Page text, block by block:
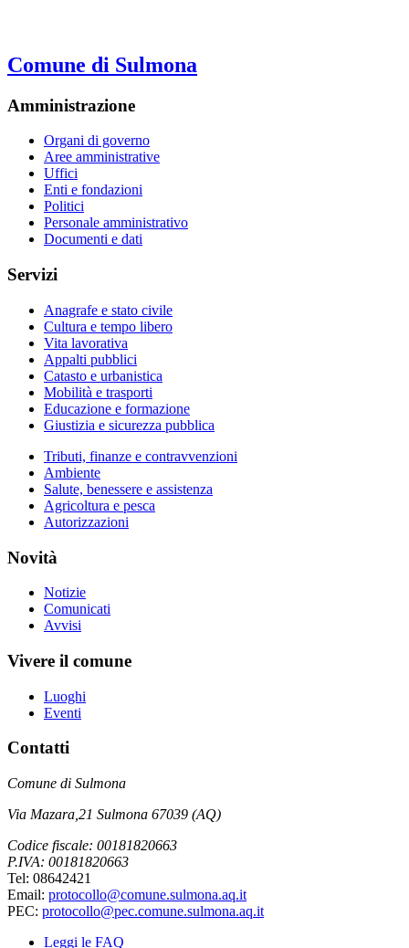
Comune di Sulmona
Amministrazione
Organi di governo
Aree amministrative
Uffici
Enti e fondazioni
Politici
Personale amministrativo
Documenti e dati
Servizi
Anagrafe e stato civile
Cultura e tempo libero
Vita lavorativa
Appalti pubblici
Catasto e urbanistica
Mobilità e trasporti
Educazione e formazione
Giustizia e sicurezza pubblica
Tributi, finanze e contravvenzioni
Ambiente
Salute, benessere e assistenza
Agricoltura e pesca
Autorizzazioni
Novità
Notizie
Comunicati
Avvisi
Vivere il comune
Luoghi
Eventi
Contatti
Comune di Sulmona
Via Mazara,21 Sulmona 67039 (AQ)
Codice fiscale: 00181820663
P.IVA: 00181820663
Tel: 08642421
Email: protocollo@comune.sulmona.aq.it
PEC: protocollo@pec.comune.sulmona.aq.it
Leggi le FAQ